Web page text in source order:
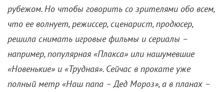
рубежом. Но чтобы говорить со зрителями обо всем,
что ее волнует, режиссер, сценарист, продюсер,
решила снимать игровые фильмы и сериалы –
например, популярная «Плакса» или нашумевшие
«Новенькие» и «Трудная». Сейчас в прокате уже
полный метр «Наш папа – Дед Мороз», а в планах –